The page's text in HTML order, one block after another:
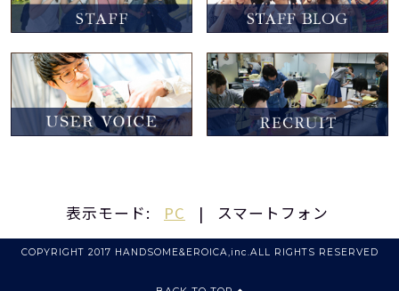
表示モード: PC | スマートフォン
COPYRIGHT 2017 HANDSOME&EROICA,inc.ALL RIGHTS RESERVED